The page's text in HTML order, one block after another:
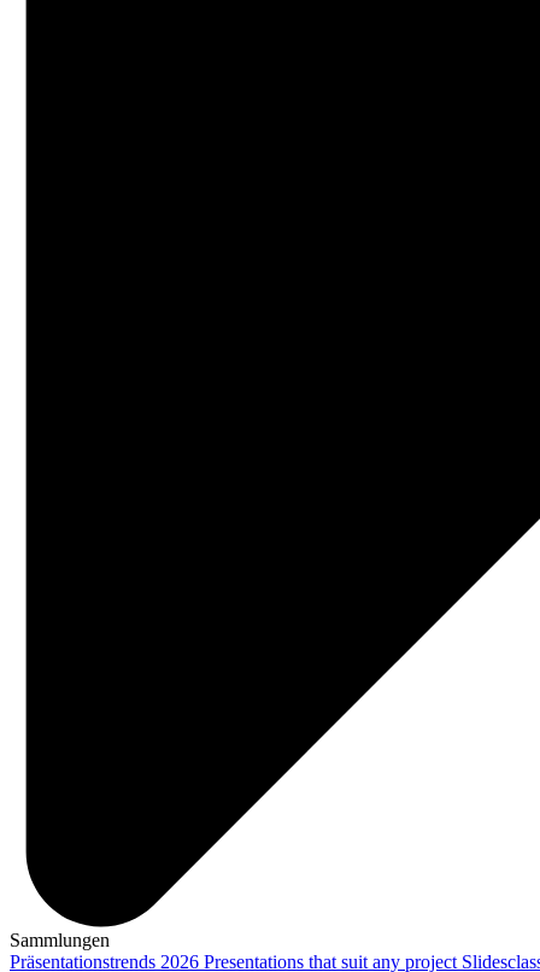
Sammlungen
Präsentationstrends 2026 Presentations that suit any project